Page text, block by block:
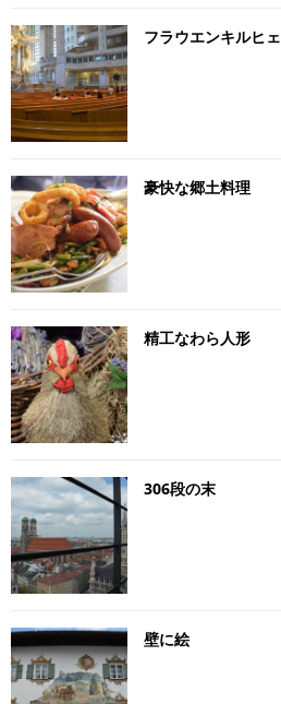
フラウエンキルヒェ
豪快な郷土料理
精工なわら人形
306段の末
壁に絵